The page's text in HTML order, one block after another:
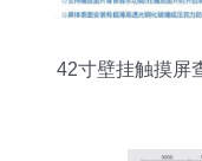
42寸壁挂触摸屏